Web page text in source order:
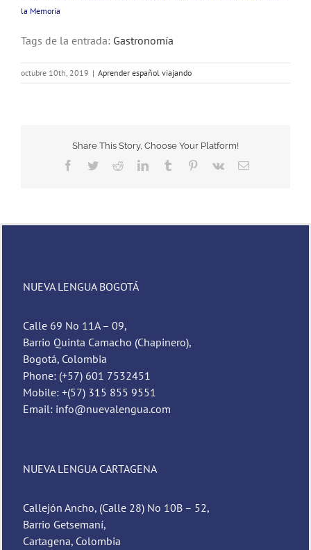
la Memoria
Tags de la entrada: Gastronomía
octubre 10th, 2019 | Aprender español viajando
Share This Story, Choose Your Platform!
Facebook
TwitterRedditLinkedInTumblr Pinterest
Vk Email
NUEVA LENGUA BOGOTÁ
Calle 69 No 11A – 09,
Barrio Quinta Camacho (Chapinero),
Bogotá, Colombia
Phone: (+57) 601 7532451
Mobile: +(57) 315 855 9551
Email: info@nuevalengua.com
NUEVA LENGUA CARTAGENA
Callejón Ancho, (Calle 28) No 10B – 52,
Barrio Getsemaní,
Cartagena, Colombia